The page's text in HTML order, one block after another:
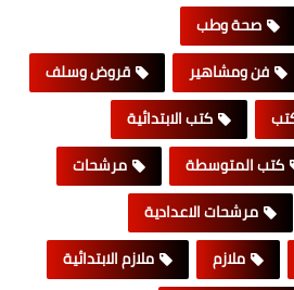
صحة وطب
فن ومشاهير
قروض وسلف
كتب الابتدائية
كتب المتوسطة
مرشحات
مرشحات الاعدادية
ملازم
ملازم الابتدائية